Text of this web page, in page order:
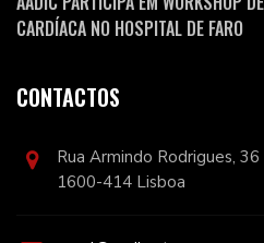
CARDÍACA NO HOSPITAL DE FARO
CONTACTOS
Rua Armindo Rodrigues, 36
1600-414 Lisboa